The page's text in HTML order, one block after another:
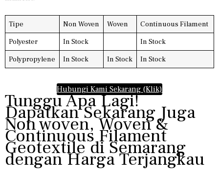
Tipe Non Woven Woven
Continuous Filament
Polyester
In Stock
In Stock
Polypropylene
In Stock In Stock In Stock
Hubungi Kami Sekarang (Klik)
Tunggu Apa Lagi!
Dapatkan Sekarang Juga
Non woven, Woven &
Continuous Filament
Geotextile di Semarang
dengan Harga Terjangkau